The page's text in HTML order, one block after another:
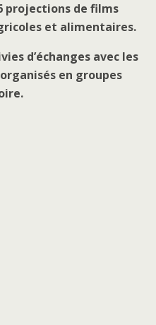
projections de films
et alimentaires.
d’échanges avec les
en groupes